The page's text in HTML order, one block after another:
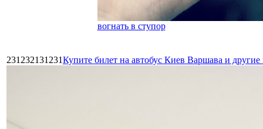
вогнать в ступор
231232131231Купите билет на автобус Киев Варшава и